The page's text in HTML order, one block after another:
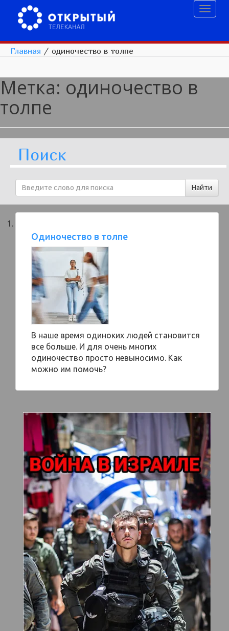
Главная / одиночество в толпе
Метка: одиночество в
толпе
Поиск
Одиночество в толпе
В наше время одиноких людей становится
все больше. И для очень многих
одиночество просто невыносимо. Как
можно им помочь?